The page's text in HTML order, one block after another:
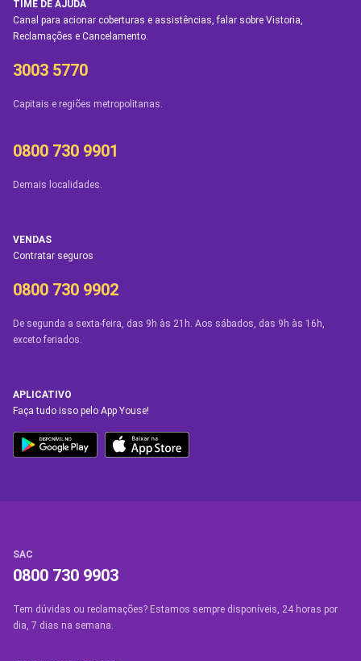
TIME DE AJUDA
Canal para acionar coberturas e assistências, falar sobre Vistoria,
Reclamações e Cancelamento.
3003 5770
Capitais e regiões metropolitanas.
0800 730 9901
Demais localidades.
VENDAS
Contratar seguros
0800 730 9902
De segunda a sexta-feira, das 9h às 21h. Aos sábados, das 9h às 16h,
exceto feriados.
APLICATIVO
Faça tudo isso pelo App Youse!
SAC
0800 730 9903
Tem dúvidas ou reclamações? Estamos sempre disponíveis, 24 horas por
dia, 7 dias na semana.